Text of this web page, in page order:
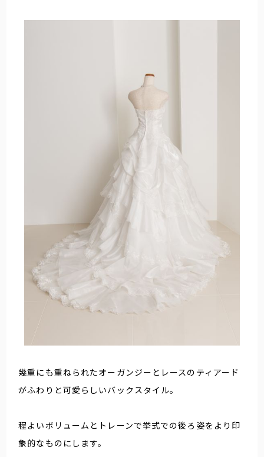
幾重にも重ねられたオーガンジーとレースのティアード
がふわりと可愛らしいバックスタイル。
程よいボリュームとトレーンで挙式での後ろ姿をより印
象的なものにします。